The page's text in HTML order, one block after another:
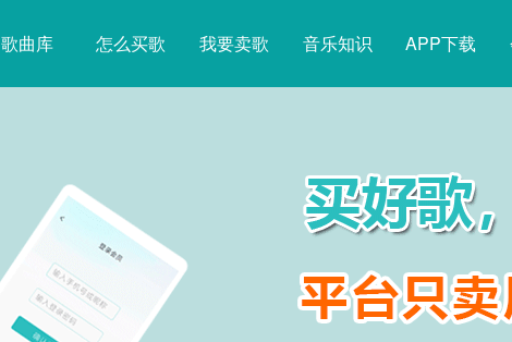
歌曲库 怎么买歌 我要卖歌 音乐知识 APP下载